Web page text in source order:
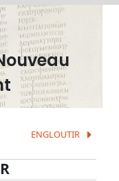
ENGLOUTIR